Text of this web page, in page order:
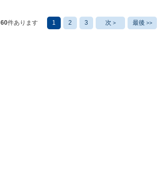
60件あります 1 2 3 次 > 最後 >>